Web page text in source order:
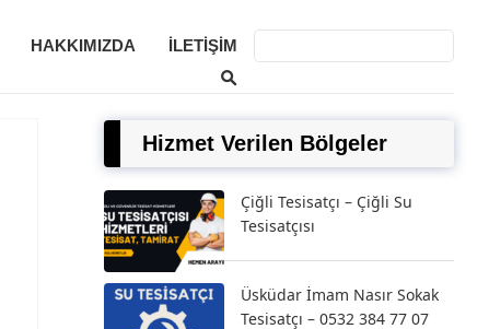
HAKKIMIZDA İLETIŞIM
Hizmet Verilen Bölgeler
Çiğli Tesisatçı – Çiğli Su
Tesisatçısı
Üsküdar İmam Nasır Sokak
Tesisatçı – 0532 384 77 07